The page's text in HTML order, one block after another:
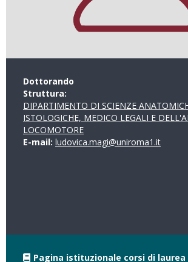
Dottorando
Struttura:
DIPARTIMENTO DI SCIENZE
ISTOLOGICHE, MEDICO LEGALI E
LOCOMOTORE
E-mail: ludovica.magi@uniroma1.it
Pagina istituzionale corsi di laurea